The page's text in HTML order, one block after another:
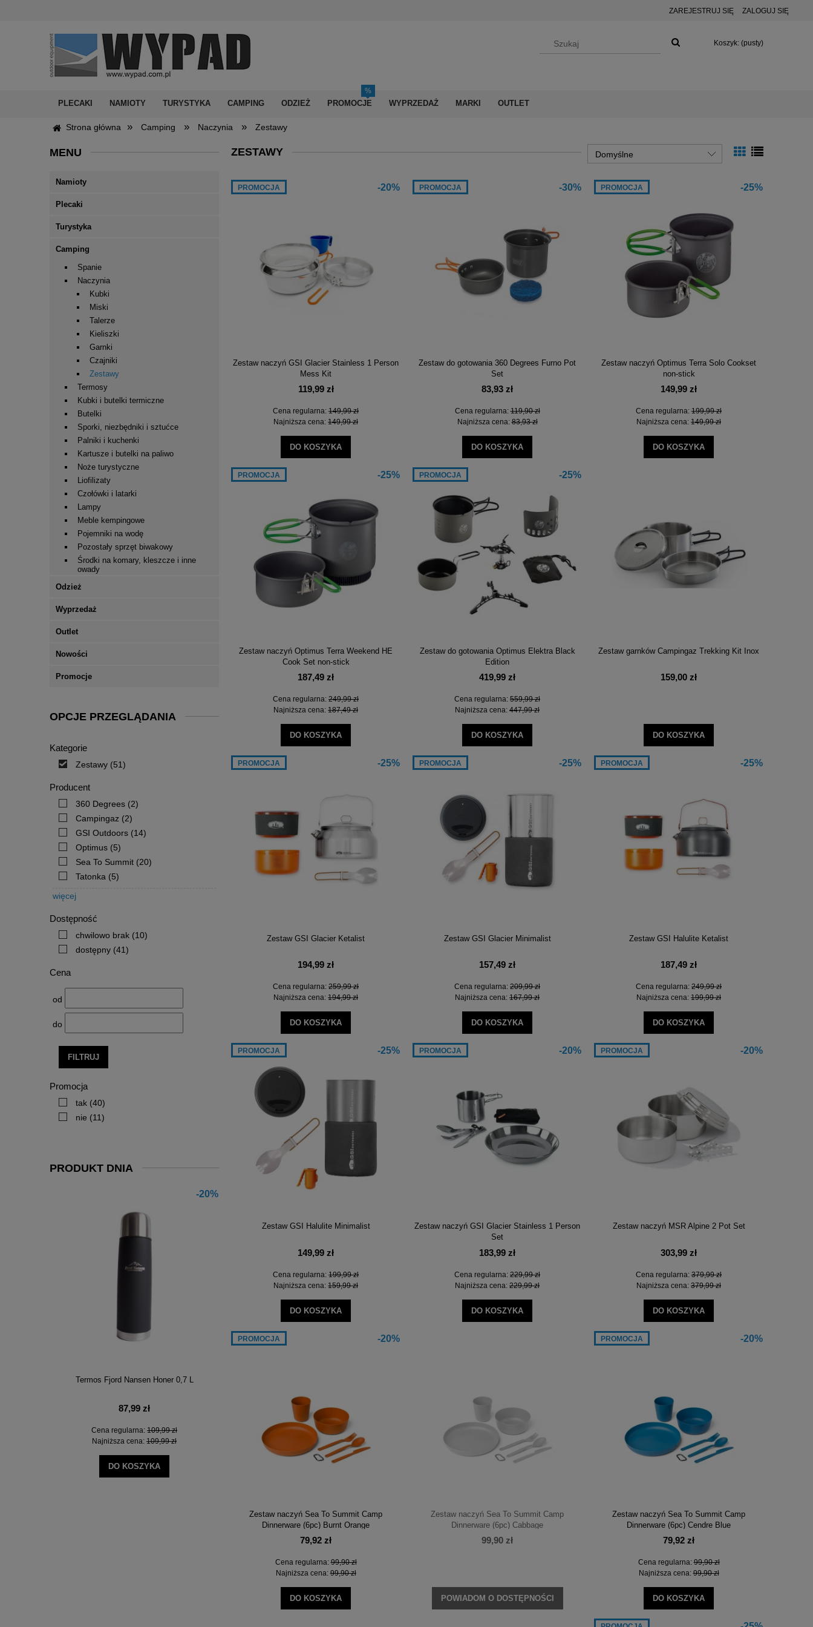
ZAREJESTRUJ SIĘ ZALOGUJ SIĘ
Koszyk: (pusty)
PLECAKI NAMIOTY TURYSTYKA CAMPING ODZIEŻ PROMOCJE WYPRZEDAŻ MARKI OUTLET
Strona główna » Camping » Naczynia » Zestawy
MENU
Namioty
Plecaki
Turystyka
Camping
Spanie
Naczynia
Kubki
Miski
Talerze
Kieliszki
Garnki
Czajniki
Zestawy
Termosy
Kubki i butelki termiczne
Butelki
Sporki, niezbędniki i sztućce
Palniki i kuchenki
Kartusze i butelki na paliwo
Noże turystyczne
Liofilizaty
Czołówki i latarki
Lampy
Meble kempingowe
Pojemniki na wodę
Pozostały sprzęt biwakowy
Środki na komary, kleszcze i inne
owady
Odzież
Wyprzedaż
Outlet
Nowości
Promocje
OPCJE PRZEGLĄDANIA
Kategorie
Zestawy (51)
Producent
360 Degrees (2)
Campingaz (2)
GSI Outdoors (14)
Optimus (5)
Sea To Summit (20)
Tatonka (5)
więcej
Dostępność
chwilowo brak (10)
dostępny (41)
Cena
od
do
FILTRUJ
Promocja
tak (40)
nie (11)
PRODUKT DNIA
-20%
Termos Fjord Nansen Honer 0,7 L
87,99 zł
Cena regularna: 109,99 zł
Najniższa cena: 109,99 zł
DO KOSZYKA
47,20 zł
Cena regularna:59,00 zł
Najniższa cena: 59,00 zł
Cena regularna:
1 099,00 zł
Najniższa cena:
824,25 zł
43,49 zł
Cena regularna:57,99 zł
Najniższa cena:
43,49 zł
ZESTAWY
-20%
Zestaw naczyń GSI Glacier Stainless 1 Person
Mess Kit
119,99 zł
Cena regularna: 149,99 zł
Najniższa cena: 149,99 zł
DO KOSZYKA
PROMOCJA -30%
Zestaw do gotowania 360 Degrees Furno Pot
Set
83,93 zł
Cena regularna:119,90 zł
Najniższa cena:83,93 zł
DO KOSZYKA
PROMOCJA -25%
Zestaw naczyń Optimus Terra Solo Cookset
non-stick
149,99 zł
Cena regularna: 199,99 zł
Najniższa cena: 149,99 zł
DO KOSZYKA
PROMOCJA
-25%
Zestaw naczyń Optimus Terra Weekend HE
Cook Set non-stick
187,49 zł
Cena regularna: 249,99 zł
Najniższa cena: 187,49 zł
DO KOSZYKA
PROMOCJA -25%
Zestaw do gotowania Optimus Elektra Black
Edition
419,99 zł
Cena regularna: 559,99 zł
Najniższa cena: 447,99 zł
DO KOSZYKA
PROMOCJA
Zestaw garnków Campingaz Trekking Kit Inox
159,00 zł
DO KOSZYKA
-25%
Zestaw GSI Glacier Ketalist
194,99 zł
Cena regularna: 259,99 zł
Najniższa cena: 194,99 zł
DO KOSZYKA
PROMOCJA -25%
Zestaw GSI Glacier Minimalist
157,49 zł
Cena regularna: 209,99 zł
Najniższa cena: 167,99 zł
DO KOSZYKA
PROMOCJA -25%
Zestaw GSI Halulite Ketalist
187,49 zł
Cena regularna: 249,99 zł
Najniższa cena: 199,99 zł
DO KOSZYKA
PROMOCJA
-25%
Zestaw GSI Halulite Minimalist
149,99 zł
Cena regularna: 199,99 zł
Najniższa cena: 159,99 zł
DO KOSZYKA
PROMOCJA -20%
Zestaw naczyń GSI Glacier Stainless 1 Person
Set
183,99 zł
Cena regularna: 229,99 zł
Najniższa cena: 229,99 zł
DO KOSZYKA
PROMOCJA -20%
Zestaw naczyń MSR Alpine 2 Pot Set
303,99 zł
Cena regularna: 379,99 zł
Najniższa cena: 379,99 zł
DO KOSZYKA
PROMOCJA
-20%
Zestaw naczyń Sea To Summit Camp
Dinnerware (6pc) Burnt Orange
79,92 zł
Cena regularna:99,90 zł
Najniższa cena:99,90 zł
DO KOSZYKA
PROMOCJA
Zestaw naczyń Sea To Summit Camp
Dinnerware (6pc) Cabbage
99,90 zł
POWIADOM O DOSTĘPNOŚCI
-20%
Zestaw naczyń Sea To Summit Camp
Dinnerware (6pc) Cendre Blue
79,92 zł
Cena regularna:99,90 zł
Najniższa cena:99,90 zł
DO KOSZYKA
PROMOCJA